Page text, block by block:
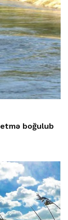
boğulub